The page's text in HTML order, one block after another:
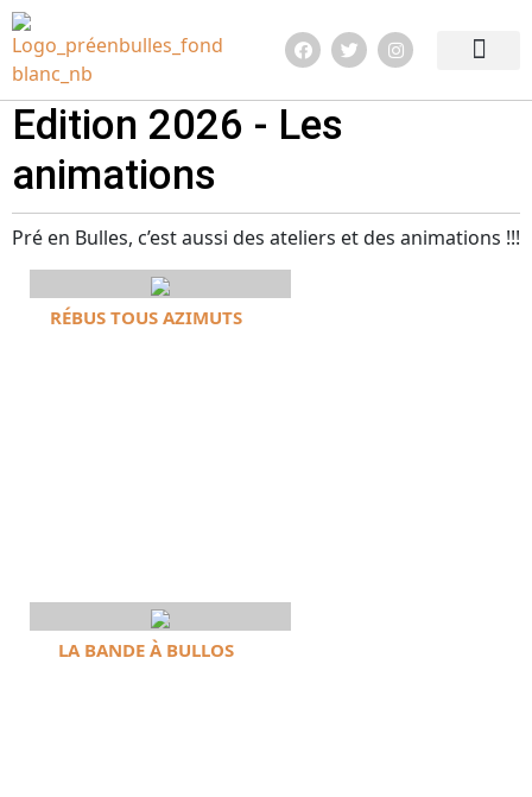
Edition 2026 - Les
animations
Pré en Bulles, c’est aussi des ateliers et des animations !!!
RÉBUS TOUS AZIMUTS
LA BANDE À BULLOS